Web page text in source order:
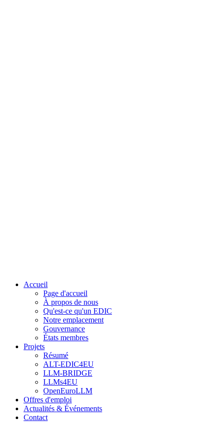
Accueil
Page d'accueil
À propos de nous
Qu'est-ce qu'un EDIC
Notre emplacement
Gouvernance
États membres
Projets
Résumé
ALT-EDIC4EU
LLM-BRIDGE
LLMs4EU
OpenEuroLLM
Offres d'emploi
Actualités & Événements
Contact